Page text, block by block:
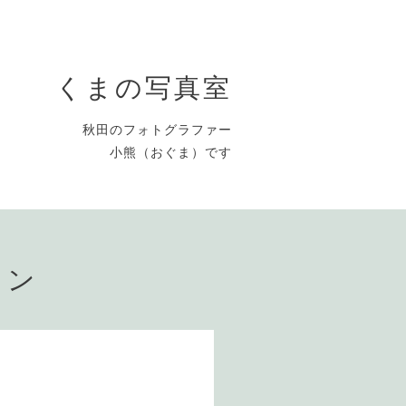
くまの写真室
秋田のフォトグラファー
小熊（おぐま）です